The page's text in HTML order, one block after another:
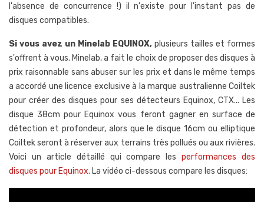
l'absence de concurrence !) il n'existe pour l'instant pas de
disques compatibles.
Si vous avez un Minelab EQUINOX, plusieurs tailles et formes
s'offrent à vous. Minelab, a fait le choix de proposer des disques à
prix raisonnable sans abuser sur les prix et dans le même temps
a accordé une licence exclusive à la marque australienne Coiltek
pour créer des disques pour ses détecteurs Equinox, CTX... Les
disque 38cm pour Equinox vous feront gagner en surface de
détection et profondeur, alors que le disque 16cm ou elliptique
Coiltek seront à réserver aux terrains très pollués ou aux rivières.
Voici un article détaillé qui compare lesperformances des
disques pour Equinox. La vidéo ci-dessous compare les disques: